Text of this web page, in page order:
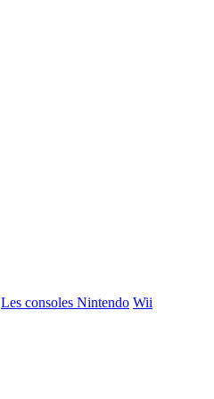
Les consoles Nintendo Wii